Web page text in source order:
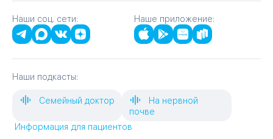
Наши соц. сети: Наше приложение:
Наши подкасты:
Семейный доктор
На нервной
почве
Информация для пациентов